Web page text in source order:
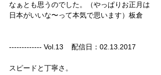
なぁとも思うのでした。（やっぱりお正月は
日本がいいな〜って本気で思います）板倉
------------- Vol.13    配信日：02.13.2017
スピードと丁寧さ。